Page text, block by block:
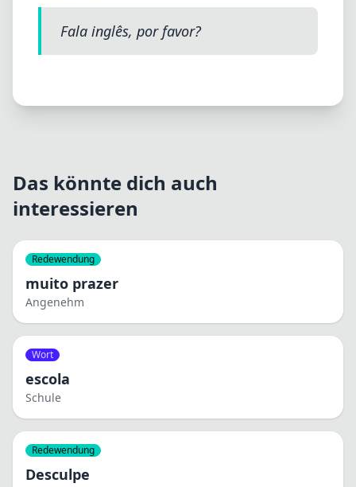
Fala inglês, por favor?
Das könnte dich auch
interessieren
Redewendung
muito prazer
Angenehm
Wort
escola
Schule
Redewendung
Desculpe